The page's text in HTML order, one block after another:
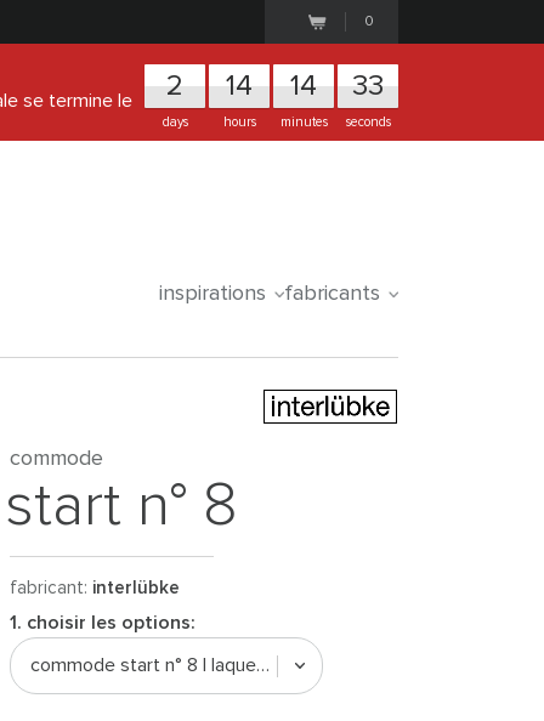
0
se termine le 2
days
14
hours
14
minutes
33
seconds
inspirations fabricants
commode
start n° 8
fabricant: interlübke
1. choisir les options:
commode start n° 8 | laque mat gp 1